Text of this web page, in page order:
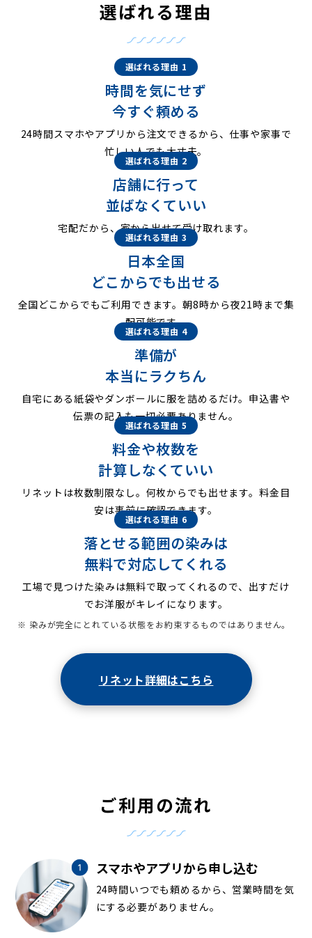
選ばれる理由
選ばれる理由 1
時間を気にせず
今すぐ頼める
24時間スマホやアプリから注文できるから、仕事や家事で
忙しい人でも大丈夫。
選ばれる理由 2
店舗に行って
並ばなくていい
宅配だから、家から出せて受け取れます。
選ばれる理由 3
日本全国
どこからでも出せる
全国どこからでもご利用できます。朝8時から夜21時まで集
配可能です。
選ばれる理由 4
準備が
本当にラクちん
自宅にある紙袋やダンボールに服を詰めるだけ。申込書や
伝票の記入も一切必要ありません。
選ばれる理由 5
料金や枚数を
計算しなくていい
リネットは枚数制限なし。何枚からでも出せます。料金目
安は事前に確認できます。
選ばれる理由 6
落とせる範囲の染みは
無料で対応してくれる
工場で見つけた染みは無料で取ってくれるので、出すだけ
でお洋服がキレイになります。
※ 染みが完全にとれている状態をお約束するものではありません。
リネット詳細はこちら
ご利用の流れ
スマホやアプリから申し込む
24時間いつでも頼めるから、営業時間を気
にする必要がありません。